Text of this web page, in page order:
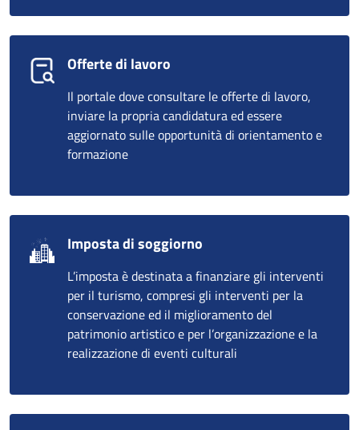
Offerte di lavoro
Il portale dove consultare le offerte di lavoro,
inviare la propria candidatura ed essere
aggiornato sulle opportunità di orientamento e
formazione
Imposta di soggiorno
L’imposta è destinata a finanziare gli interventi
per il turismo, compresi gli interventi per la
conservazione ed il miglioramento del
patrimonio artistico e per l’organizzazione e la
realizzazione di eventi culturali